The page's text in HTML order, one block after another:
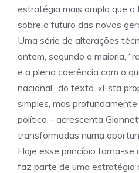
estratégia mais ampla que
sobre o futuro das novas
Uma série de alterações
ontem, segundo a maioria,
e a plena coerência com o
nacional” do texto. «Esta
simples, mas
política – acrescenta
transformadas numa
Hoje esse princípio torna-se
faz parte de uma estratégia